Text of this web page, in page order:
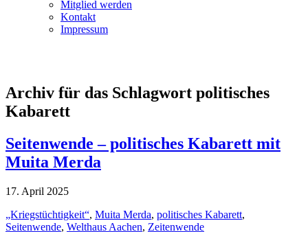
Mitglied werden
Kontakt
Impressum
Archiv für das Schlagwort politisches
Kabarett
Seitenwende – politisches Kabarett mit
Muita Merda
17. April 2025
„Kriegstüchtigkeit“, Muita Merda, politisches Kabarett,
Seitenwende, Welthaus Aachen, Zeitenwende